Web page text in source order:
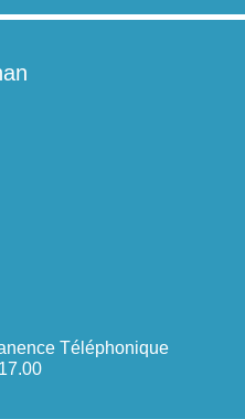
Téléphonique